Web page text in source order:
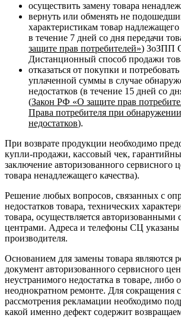
осуществить замену товара
вернуть или обменять не
характеристикам товар надлежащего
в течение 7 дней со дня передачи
защите прав потребителей») ЗоЗПП
Дистанционный способ продажи
отказаться от покупки и потребовать
уплаченной суммы в случае
недостатков (в течение 15 дней со
(Закон РФ «О защите прав
Права потребителя при
недостатков).
При возврате продукции необходимо
купли-продажи, кассовый чек,
заключение авторизованного сервисного
товара ненадлежащего качества).
Решение любых вопросов, связанных с
недостатков товара, технических
товара, осуществляется авторизованными
центрами. Адреса и телефоны СЦ указаны
производителя.
Основанием для замены товара являются
документ авторизованного сервисного
неустранимого недостатка в товаре, либо
неоднократном ремонте. Для сокращения
рассмотрения рекламации необходимо
какой именно дефект содержит